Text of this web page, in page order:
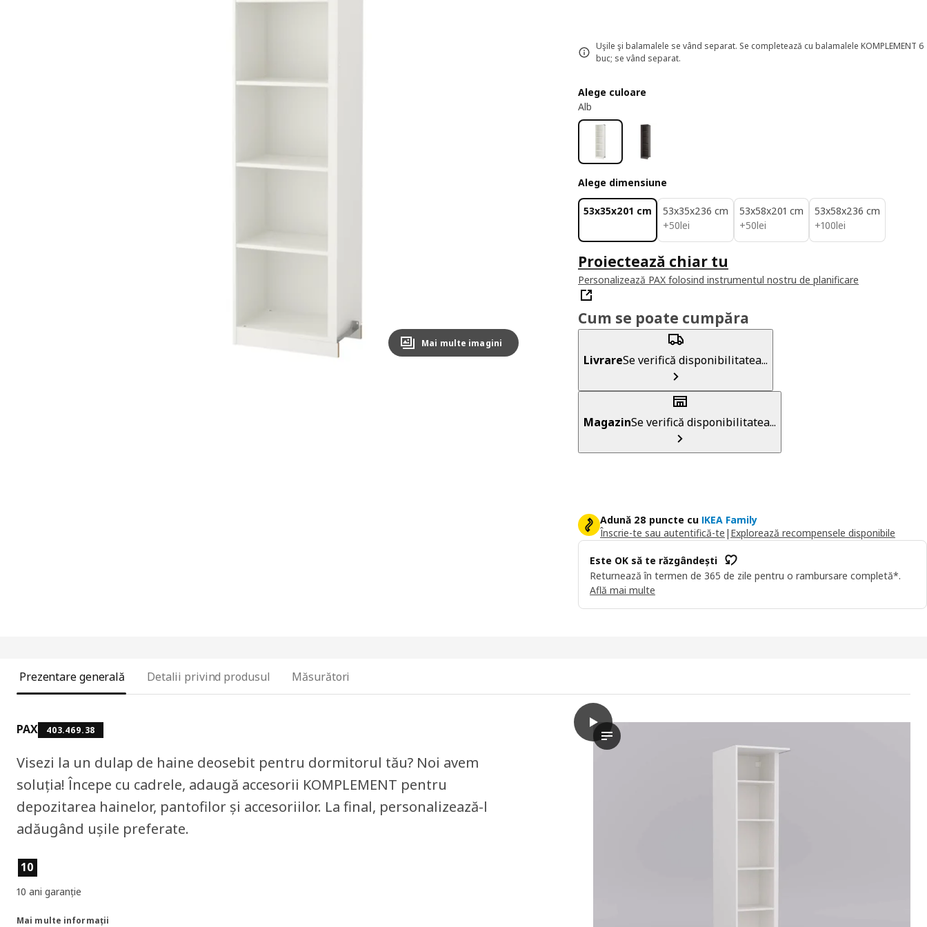
Mai multe imagini
Uşile şi balamalele se vând separat. Se completează cu balamalele KOMPLEMENT 6
buc; se vând separat.
Alege culoare
Alb
Alege dimensiune
53x35x201 cm
53x35x236 cm
+50lei
50lei
53x58x201 cm
+50lei
50lei
53x58x236 cm
+100lei
100lei
Proiectează chiar tu
Personalizează PAX folosind instrumentul nostru de planificare
Cum se poate cumpăra
LivrareSe verifică disponibilitatea...
MagazinSe verifică disponibilitatea...
Adună 28 puncte cu IKEA Family
Înscrie-te sau autentifică-te | Explorează recompensele disponibile
Este OK să te răzgândești
Returnează în termen de 365 de zile pentru o rambursare completă*.
Află mai multe
Prezentare generală Detalii privind produsul Măsurători
PAX 403.469.38
Visezi la un dulap de haine deosebit pentru dormitorul tău? Noi avem
soluția! Începe cu cadrele, adaugă accesorii KOMPLEMENT pentru
depozitarea hainelor, pantofilor și accesoriilor. La final, personalizează-l
adăugând ușile preferate.
Caracteristicile produselor
10
10 ani garanție
Mai multe informații
play
Videoclipul prezintă procesul de adăugare a unei unități de colț
PAX Unitate suplimentară colţ 4 poliţe, alb, 53x35x201 cm